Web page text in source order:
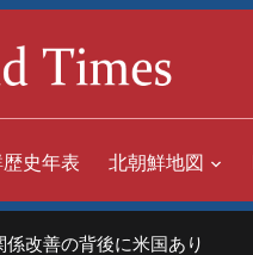
史年表 北朝鮮地図
善の背後に米国あり